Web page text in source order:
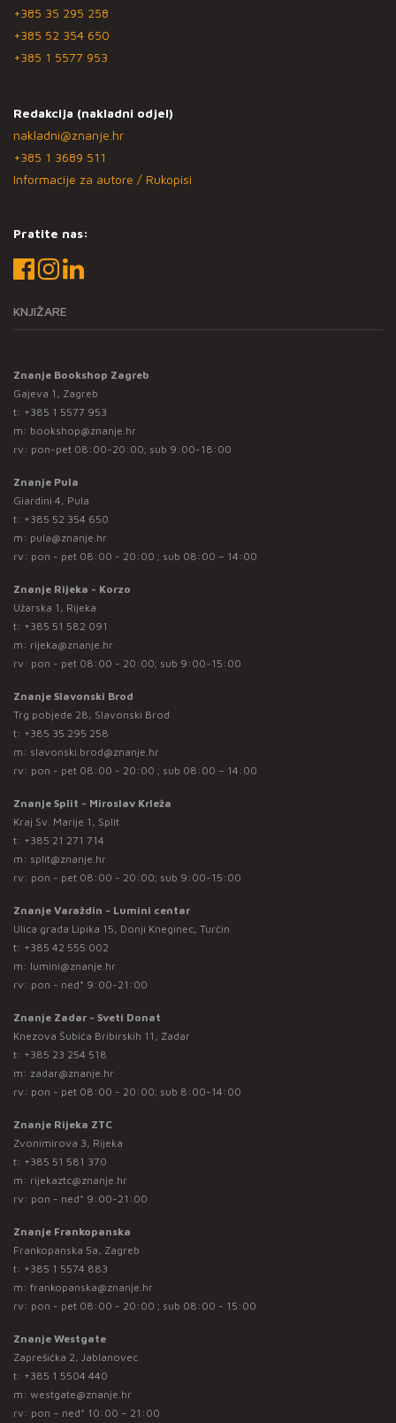
+385 35 295 258
+385 52 354 650
+385 1 5577 953
Redakcija (nakladni odjel)
nakladni@znanje.hr
+385 1 3689 511
Informacije za autore / Rukopisi
Pratite nas:
KNJIŽARE
Znanje Bookshop Zagreb
Gajeva 1, Zagreb
t: +385 1 5577 953
m: bookshop@znanje.hr
rv: pon-pet 08:00-20:00; sub 9:00-18:00
Znanje Pula
Giardini 4, Pula
t: +385 52 354 650
m: pula@znanje.hr
rv: pon - pet 08:00 - 20:00 ; sub 08:00 – 14:00
Znanje Rijeka - Korzo
Užarska 1, Rijeka
t: +385 51 582 091
m: rijeka@znanje.hr
rv: pon - pet 08:00 - 20:00; sub 9:00-15:00
Znanje Slavonski Brod
Trg pobjede 28, Slavonski Brod
t: +385 35 295 258
m: slavonski.brod@znanje.hr
rv: pon - pet 08:00 - 20:00 ; sub 08:00 – 14:00
Znanje Split - Miroslav Krleža
Kraj Sv. Marije 1, Split
t: +385 21 271 714
m: split@znanje.hr
rv: pon - pet 08:00 - 20:00; sub 9:00-15:00
Znanje Varaždin - Lumini centar
Ulica grada Lipika 15, Donji Kneginec, Turčin
t: +385 42 555 002
m: lumini@znanje.hr
rv: pon - ned* 9:00-21:00
Znanje Zadar - Sveti Donat
Knezova Šubića Bribirskih 11, Zadar
t: +385 23 254 518
m: zadar@znanje.hr
rv: pon - pet 08:00 - 20:00; sub 8:00-14:00
Znanje Rijeka ZTC
Zvonimirova 3, Rijeka
t: +385 51 581 370
m: rijekaztc@znanje.hr
rv: pon - ned* 9:00-21:00
Znanje Frankopanska
Frankopanska 5a, Zagreb
t: +385 1 5574 883
m: frankopanska@znanje.hr
rv: pon - pet 08:00 - 20:00 ; sub 08:00 - 15:00
Znanje Westgate
Zaprešićka 2, Jablanovec
t: +385 1 5504 440
m: westgate@znanje.hr
rv: pon – ned* 10:00 – 21:00